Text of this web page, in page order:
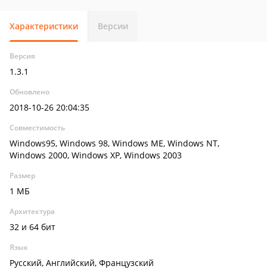
Характеристики Версии
Версия
1.3.1
Обновлено
2018-10-26 20:04:35
Совместимость
Windows95, Windows 98, Windows ME, Windows NT,
Windows 2000, Windows XP, Windows 2003
Размер
1 МБ
Архитектура
32 и 64 бит
Язык
Русский, Английский, Французский